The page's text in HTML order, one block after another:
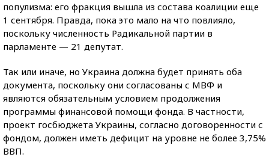
популизма: его фракция вышла из состава коалиции еще
1 сентября. Правда, пока это мало на что повлияло,
поскольку численность Радикальной партии в
парламенте — 21 депутат.
Так или иначе, но Украина должна будет принять оба
документа, поскольку они согласованы с МВФ и
являются обязательным условием продолжения
программы финансовой помощи фонда. В частности,
проект госбюджета Украины, согласно договоренности с
фондом, должен иметь дефицит на уровне не более 3,75%
ВВП.